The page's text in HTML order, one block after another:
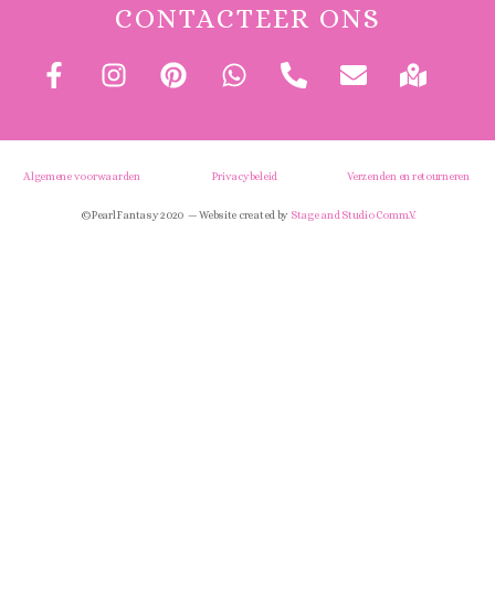
CONTACTEER ONS
Algemene voorwaarden Privacybeleid Verzenden en retourneren
© Pearl Fantasy 2020 — Website created by Stage and Studio Comm.V.